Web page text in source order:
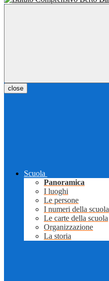
close
Scuola
Panoramica
I luoghi
Le persone
I numeri della scuola
Le carte della scuola
Organizzazione
La storia